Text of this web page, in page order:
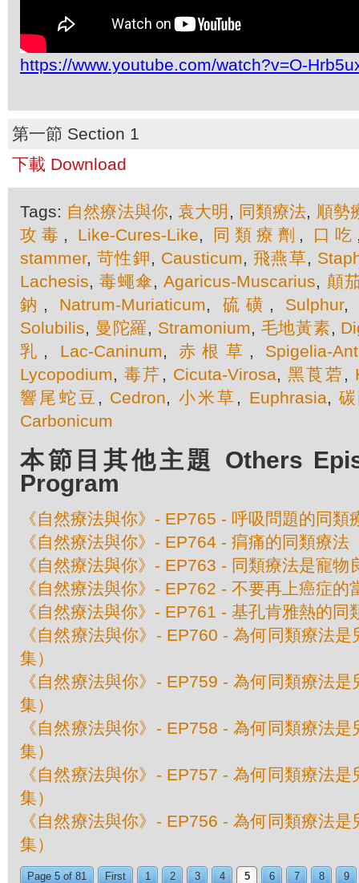
https://www.youtube.com/watch?v=O-
第一節 Section 1
下載 Download
Tags: 自然療法與你,袁大明 , 同類療法, 順勢
攻毒 , Like-Cures-Like, 同類療劑 , 口吃
stammer,苛性鉀, Causticum, 飛燕草,
Lachesis,毒蠅傘,Agaricus-Muscarius, 顛
鈉 , Natrum-Muriaticum, 硫磺 , Sulphur
Solubilis, 曼陀羅, Stramonium, 毛地黃素,
乳 , Lac-Caninum, 赤根草 , Spigelia-
Lycopodium,毒芹 , Cicuta-Virosa,黑莨菪,
響尾蛇豆 , Cedron, 小米草 , Euphrasia,
Carbonicum
本節目其他主題 Others
Program
《自然療法與你》- EP765 - 呼吸問題的同類
《自然療法與你》- EP764 - 㾓痛的同類療法
《自然療法與你》- EP763 - 同類療法是寵物
《自然療法與你》- EP762 - 不要再上癌症的
《自然療法與你》- EP761 - 基孔肯雅熱的同
《自然療法與你》- EP760 - 為何同類療法
集）
《自然療法與你》- EP759 - 為何同類療法
集）
《自然療法與你》- EP758 - 為何同類療法
集）
《自然療法與你》- EP757 - 為何同類療法
集）
《自然療法與你》- EP756 - 為何同類療法
集）
Page 5 of 81 First 1 2 3 4 5 6 7 8 9